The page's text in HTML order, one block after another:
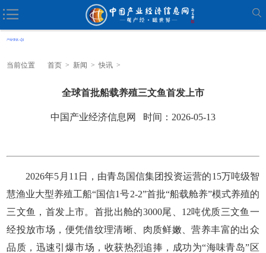
当前位置 首页 > 新闻 > 快讯 >
全球首批船载养殖三文鱼首发上市
中国产业经济信息网 时间：2026-05-13
2026年5月11日，由青岛国信集团投资运营的15万吨级智
慧渔业大型养殖工船“国信1号2-2”首批“船载舱养”模式养殖的
三文鱼，首发上市。首批出舱的3000尾、12吨优质三文鱼一
经投放市场，便凭借纹理清晰、肉质鲜嫩、营养丰富的出众
品质，迅速引爆市场，收获热烈追捧，成功为“海味青岛”区